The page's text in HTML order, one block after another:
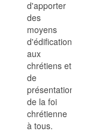
d'apporter
des
moyens
d'édification
aux
chrétiens et
de
présentation
de la foi
chrétienne
à tous.